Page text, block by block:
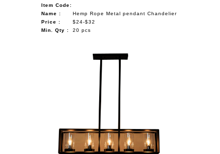
Item Code:
Name :
Hemp Rope Metal pendant Chandelier
Price :
$24-$32
Min. Qty :
20 pcs